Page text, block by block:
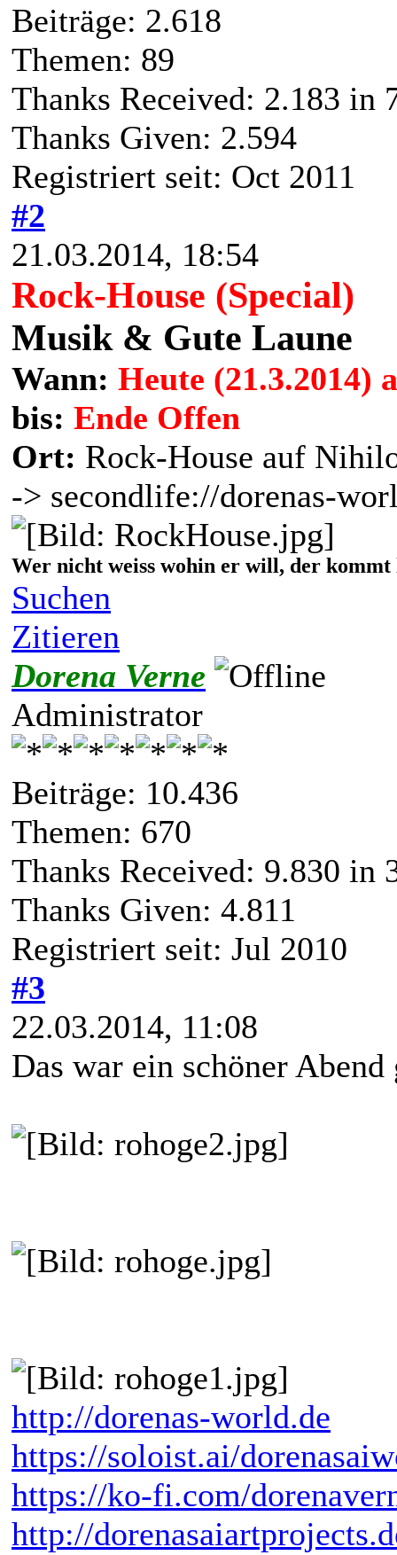
Beiträge: 2.618
Themen: 89
Thanks Received: 2.183 in
Thanks Given: 2.594
Registriert seit: Oct 2011
#2
21.03.2014, 18:54
Rock-House (Special)
Musik & Gute Laune
Wann: Heute (21.3.2014)
bis: Ende Offen
Ort: Rock-House auf
-> secondlife://dorenas-
Wer nicht weiss wohin er will, der kommt
Suchen
Zitieren
Dorena Verne
Administrator
Beiträge: 10.436
Themen: 670
Thanks Received: 9.830 in
Thanks Given: 4.811
Registriert seit: Jul 2010
#3
22.03.2014, 11:08
Das war ein schöner Abend
http://dorenas-world.de
https://soloist.ai/
https://ko-fi.com/
http://